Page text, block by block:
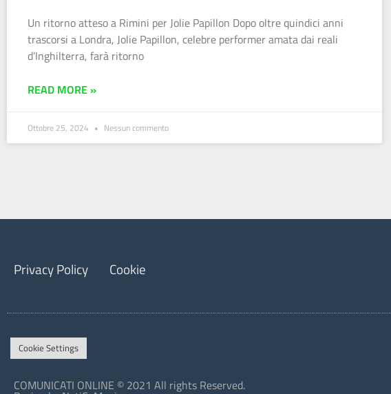
Un ritorno atteso a Rimini per Jolie Papillon Dopo oltre quindici anni
trascorsi a Londra, Jolie Papillon, celebre performer amata dai reali
d’Inghilterra, farà ritorno
READ MORE »
Ottobre 25, 2024 Nessun commento
Privacy Policy Cookie
Cookie Settings
COMUNICATI ONLINE © 2021 All rights Reserved.